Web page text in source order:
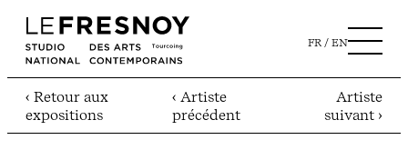
FR EN
‹ Retour aux
expositions
‹ Artiste
précédent
Artiste
suivant ›